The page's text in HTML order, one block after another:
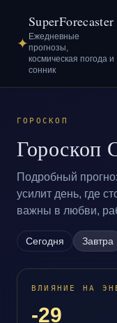
✦
SuperForecaster
Ежедневные
прогнозы,
космическая погода и
сонник
ГОРОСКОП
Гороскоп
Подробный
усилит день, где
важны в любви,
Сегодня Завтра
ВЛИЯНИЕ НА
-29